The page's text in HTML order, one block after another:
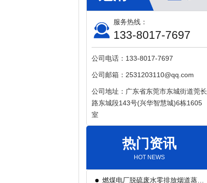
服务热线：
133-8017-7697
公司电话：133-8017-7697
公司邮箱：2531203110@qq.com
公司地址：广东省东莞市东城街道莞长
路东城段143号(兴华智慧城)6栋1605
室
热门资讯
HOT NEWS
燃煤电厂脱硫废水零排放烟道蒸发